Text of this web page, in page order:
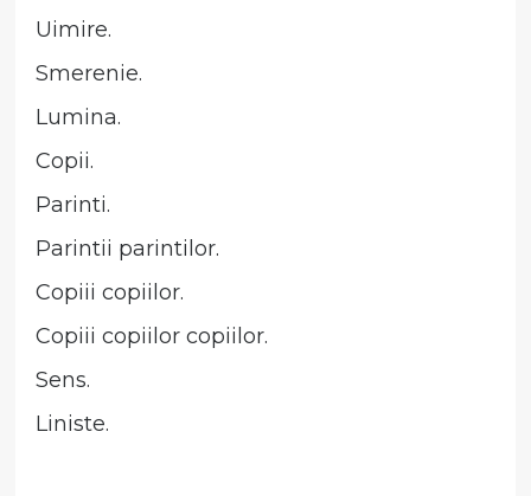
Uimire.
Smerenie.
Lumina.
Copii.
Parinti.
Parintii parintilor.
Copiii copiilor.
Copiii copiilor copiilor.
Sens.
Liniste.